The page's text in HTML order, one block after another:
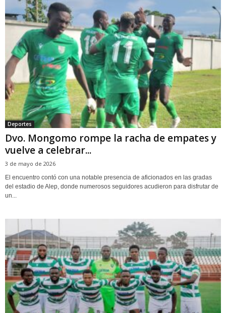
Deportes
Dvo. Mongomo rompe la racha de empates y
vuelve a celebrar...
3 de mayo de 2026
El encuentro contó con una notable presencia de aficionados en las gradas
del estadio de Alep, donde numerosos seguidores acudieron para disfrutar de
un...